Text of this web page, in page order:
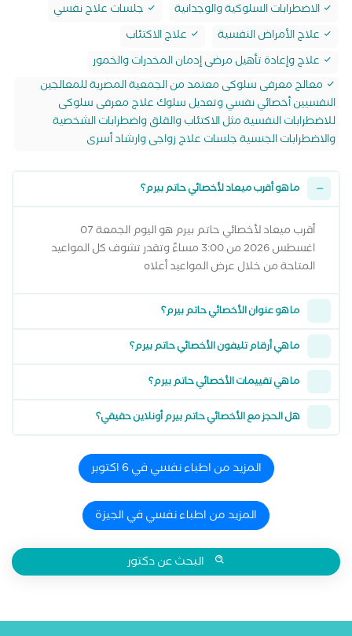
الاضطرابات السلوكية والوجدانية
جلسات علاج نفسي
علاج الأمراض النفسية
علاج الاكتئاب
علاج وإعادة تأهيل مرضى إدمان المخدرات والخمور
معالج معرفى سلوكى معتمد من الجمعية المصرية للمعالجين
النفسيين أخصائي نفسي وتعديل سلوك علاج معرفى سلوكى
للاضطرابات النفسية مثل الاكتئاب والقلق واضطرابات الشخصية
والاضطرابات الجنسية جلسات علاج زواجى وارشاد أسرى
ما هو أقرب ميعاد لأخصائي حاتم بيرم؟
أقرب ميعاد لأخصائي حاتم بيرم هو اليوم الجمعة 07
اغسطس 2026 من 3:00 مساءً وتقدر تشوف كل المواعيد
المتاحة من خلال عرض المواعيد أعلاه
ما هو عنوان الأخصائي حاتم بيرم؟
ما هي أرقام تليفون الأخصائي حاتم بيرم؟
ما هي تقييمات الأخصائي حاتم بيرم؟
هل الحجز مع الأخصائي حاتم بيرم أونلاين حقيقي؟
المزيد من اطباء نفسي في 6 اكتوبر
المزيد من اطباء نفسي في الجيزة
البحث عن دكتور